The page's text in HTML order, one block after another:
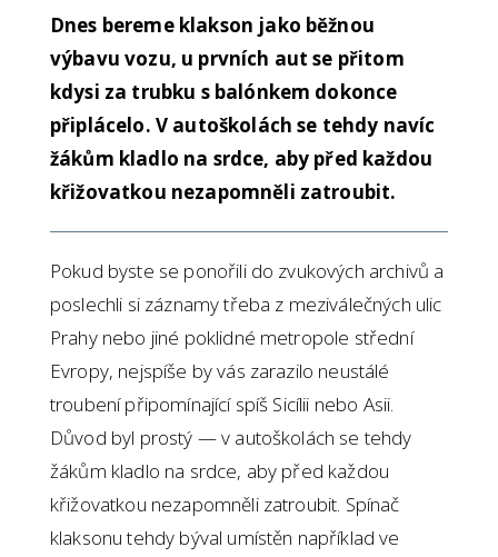
Dnes bereme klakson jako běžnou
výbavu vozu, u prvních aut se přitom
kdysi za trubku s balónkem dokonce
připlácelo. V autoškolách se tehdy navíc
žákům kladlo na srdce, aby před každou
křižovatkou nezapomněli zatroubit.
Pokud byste se ponořili do zvukových archivů a
poslechli si záznamy třeba z meziválečných ulic
Prahy nebo jiné poklidné metropole střední
Evropy, nejspíše by vás zarazilo neustálé
troubení připomínající spíš Sicílii nebo Asii.
Důvod byl prostý — v autoškolách se tehdy
žákům kladlo na srdce, aby před každou
křižovatkou nezapomněli zatroubit. Spínač
klaksonu tehdy býval umístěn například ve